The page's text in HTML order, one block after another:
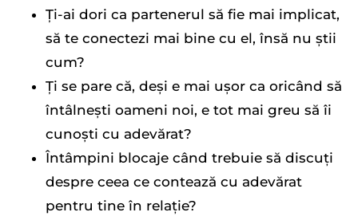
Ți-ai dori ca partenerul să fie mai implicat,
să te conectezi mai bine cu el, însă nu știi
cum?
Ți se pare că, deși e mai ușor ca oricând să
întâlnești oameni noi, e tot mai greu să îi
cunoști cu adevărat?
Întâmpini blocaje când trebuie să discuți
despre ceea ce contează cu adevărat
pentru tine în relație?